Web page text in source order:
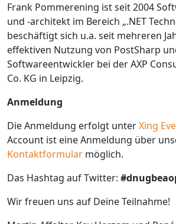
Frank Pommerening ist seit 2004
und -architekt im Bereich „.NET
beschäftigt sich u.a. seit mehreren
effektiven Nutzung von PostSharp
Softwareentwickler bei der AXP
Co. KG in Leipzig.
Anmeldung
Die Anmeldung erfolgt unterXing
Account ist eine Anmeldung über
Kontaktformular möglich.
Das Hashtag auf Twitter:
Wir freuen uns auf Deine Teilnahme!